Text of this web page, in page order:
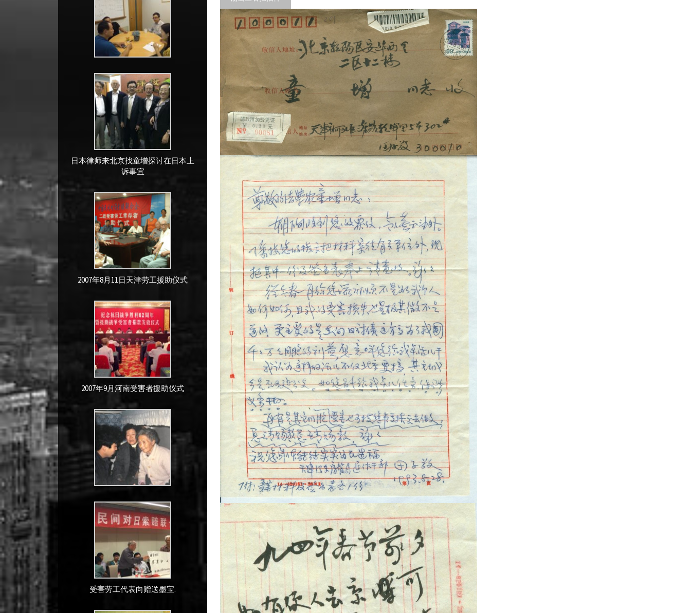
日本律师来北京找童增探讨在日本上
诉事宜
2007年8月11日天津劳工援助仪式
2007年9月河南受害者援助仪式
受害劳工代表向赠送墨宝.